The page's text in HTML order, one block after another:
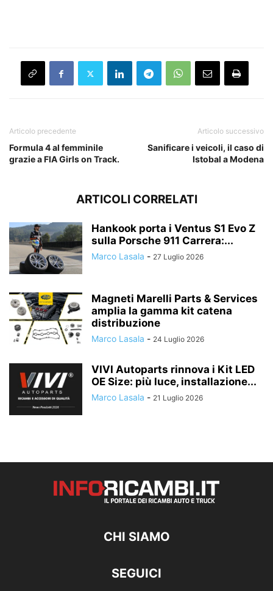
Articolo precedente
Formula 4 al femminile
grazie a FIA Girls on Track.
Articolo successivo
Sanificare i veicoli, il caso di
Istobal a Modena
ARTICOLI CORRELATI
Hankook porta i Ventus S1 Evo Z
sulla Porsche 911 Carrera:...
Marco Lasala - 27 Luglio 2026
Magneti Marelli Parts & Services
amplia la gamma kit catena
distribuzione
Marco Lasala - 24 Luglio 2026
VIVI Autoparts rinnova i Kit LED
OE Size: più luce, installazione...
Marco Lasala - 21 Luglio 2026
CHI SIAMO
SEGUICI